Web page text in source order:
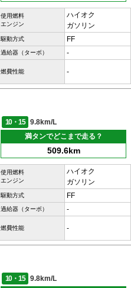
使用燃料
エンジン
ハイオク
ガソリン
駆動方式 FF
過給器（ターボ） -
燃費性能 -
10・15
9.8km/L
満タンでどこまで走る？
509.6km
使用燃料
エンジン
ハイオク
ガソリン
駆動方式 FF
過給器（ターボ） -
燃費性能 -
10・15
9.8km/L